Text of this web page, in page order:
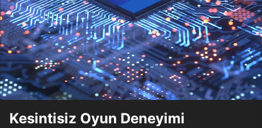
Kesintisiz Oyun Deneyimi